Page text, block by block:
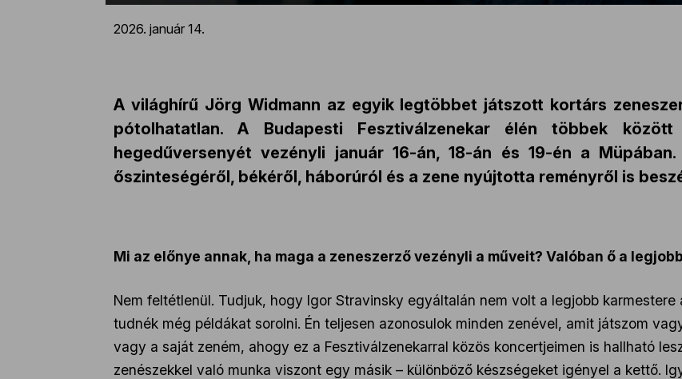
2026. január 14.
A világhírű Jörg Widmann az egyik legtöbbet játszott kortárs
pótolhatatlan. A Budapesti Fesztiválzenekar élén többek
hegedűversenyét vezényli január 16-án, 18-án és 19-én a
őszinteségéről, békéről, háborúról és a zene nyújtotta reményről is
Mi az előnye annak, ha maga a zeneszerző vezényli a műveit? Valóban ő a
Nem feltétlenül. Tudjuk, hogy Igor Stravinsky egyáltalán nem volt a legjobb
tudnék még példákat sorolni. Én teljesen azonosulok minden zenével, amit játszom
vagy a saját zeném, ahogy ez a Fesztiválzenekarral közös koncertjeimen is hallható
zenészekkel való munka viszont egy másik – különböző készségeket igényel a kettő.